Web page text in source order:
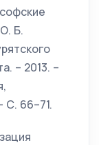
Б.
– 2013. –
С. 66–71.